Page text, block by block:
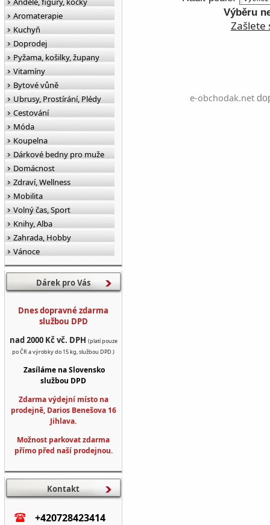
Výběru
Zašlete
e-obchodak.net
Aromaterapie
Kuchyň
Doprodej
Pyžama, košilky, župany
Vitamíny
Bytové vůně
Ubrusy, Prostírání, Plédy
Cestování
Móda
Koupelna
Dárkové bedny pro muže
Domácnost
Zdraví, Wellness
Mobilita
Volný čas, Sport
Knihy, Alba
Zahrada, Hobby
Vánoce
Dárek pro Vás
Dnes dopravné zdarma
službou DPD
nad 2000 Kč vč. DPH (platí pouze
po ČR a výrobky do 15 kg, službou DPD.)
Zasíláme na Slovensko
službou DPD
Zdarma výdejní místo na
prodejně, Darios Benešova 16
Jihlava.
Možnost parkovat zdarma
přímo před naší prodejnou.
Kontakt
+420728423414